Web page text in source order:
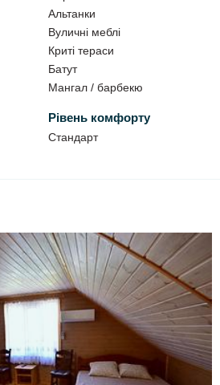
Альтанки
Вуличні меблі
Криті тераси
Батут
Мангал / барбекю
Рівень комфорту
Стандарт